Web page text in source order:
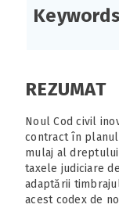
REZUMAT
Noul Cod civil
contract în
mulaj al dreptului
taxele judiciare
adaptării
acest codex de